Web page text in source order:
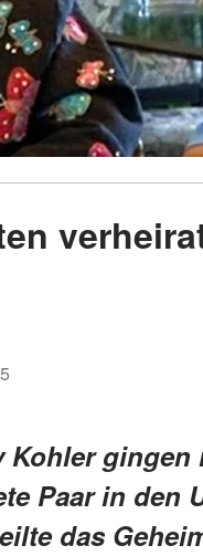
Paar in den
das